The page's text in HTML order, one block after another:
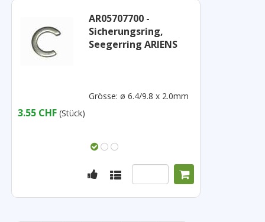
AR05707700 -
Sicherungsring,
Seegerring ARIENS
Grösse: ø 6.4/9.8 x 2.0mm
3.55 CHF (Stück)